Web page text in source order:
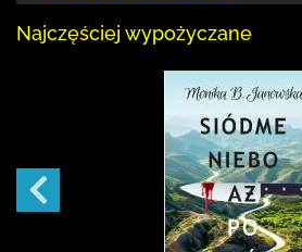
Najczęściej wypożyczane